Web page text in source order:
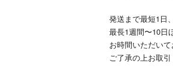
発送まで最短1日
最長1週間〜10日
お時間いただい
ご了承の上お取